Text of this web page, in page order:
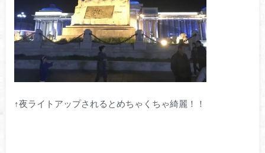
↑夜ライトアップされるとめちゃくちゃ綺麗！！